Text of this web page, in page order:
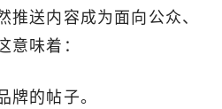
推送内容成为面向公众、
意味着：
牌的帖子。